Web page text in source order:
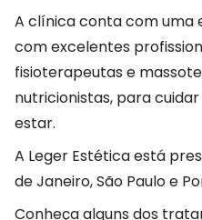
A clínica conta com uma
com excelentes
fisioterapeutas e
nutricionistas, para
estar.
A Leger Estética está
de Janeiro, São Paulo e
Conheça alguns dos